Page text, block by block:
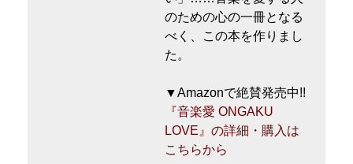
のための心の一冊となる
べく、この本を作りまし
た。
▼Amazonで絶賛発売中!!
『音楽愛 ONGAKU
LOVE』の詳細・購入は
こちらから